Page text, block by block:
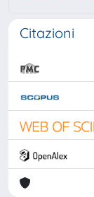
Citazioni